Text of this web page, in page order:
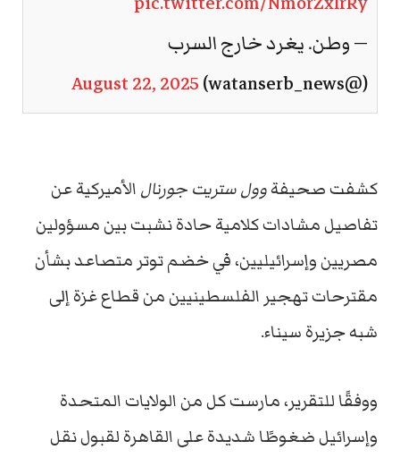
— وطن. يغرد خارج السرب
(@watanserb_news)
August 22, 2025
كشفت صحيفةوول ستريت جورنال الأميركية عن
تفاصيل مشادات كلامية حادة نشبت بين مسؤولين
مصريين وإسرائيليين، في خضم توتر متصاعد بشأن
مقترحات تهجير الفلسطينيين من قطاع غزة إلى
شبه جزيرة سيناء.
ووفقًا للتقرير، مارست كل من الولايات المتحدة
وإسرائيل ضغوطًا شديدة على القاهرة لقبول نقل